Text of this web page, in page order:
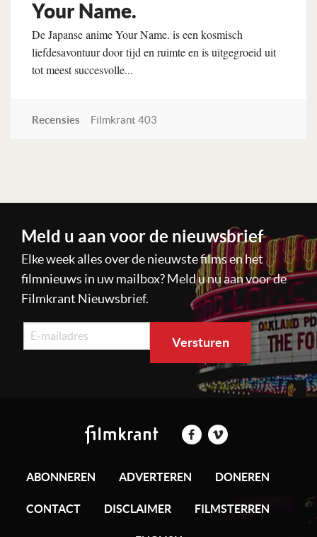
Your Name.
De Japanse anime Your Name. is een kosmisch
liefdesavontuur door tijd en ruimte en is uitgegroeid uit
tot meest succesvolle...
Recensies Filmkrant 403
Meld u aan voor de nieuwsbrief
Elke week alles over de nieuwste films en het
filmnieuws in uw mailbox? Meld u nu aan voor de
Filmkrant Nieuwsbrief.
ABONNEREN ADVERTEREN DONEREN
CONTACT DISCLAIMER FILMSTERREN